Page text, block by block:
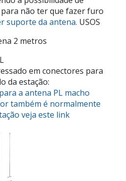
não ter que fazer furo
suporte da antena. USOS
2 metros
em conectores para
da estação:
a antena PL macho
também é normalmente
veja este link